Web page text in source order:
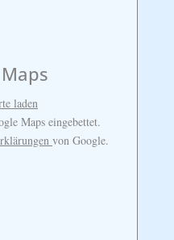
laden
Maps eingebettet.
von Google.